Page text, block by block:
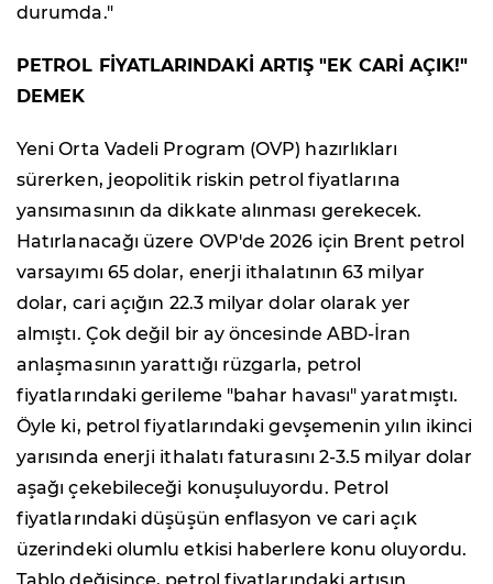
durumda."
PETROL FİYATLARINDAKİ ARTIŞ "EK CARİ AÇIK!"
DEMEK
Yeni Orta Vadeli Program (OVP) hazırlıkları
sürerken, jeopolitik riskin petrol fiyatlarına
yansımasının da dikkate alınması gerekecek.
Hatırlanacağı üzere OVP'de 2026 için Brent petrol
varsayımı 65 dolar, enerji ithalatının 63 milyar
dolar, cari açığın 22.3 milyar dolar olarak yer
almıştı. Çok değil bir ay öncesinde ABD-İran
anlaşmasının yarattığı rüzgarla, petrol
fiyatlarındaki gerileme "bahar havası" yaratmıştı.
Öyle ki, petrol fiyatlarındaki gevşemenin yılın ikinci
yarısında enerji ithalatı faturasını 2-3.5 milyar dolar
aşağı çekebileceği konuşuluyordu. Petrol
fiyatlarındaki düşüşün enflasyon ve cari açık
üzerindeki olumlu etkisi haberlere konu oluyordu.